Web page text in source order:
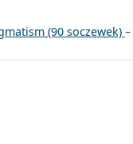
(90 soczewek) –